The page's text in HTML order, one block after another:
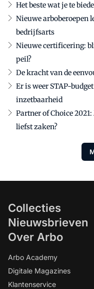
Het beste wat je te
Nieuwe arboberoepen
bedrijfsarts
Nieuwe certificering:
peil?
De kracht van de
Er is weer STAP-
inzetbaarheid
Partner of Choice
liefst zaken?
Collecties
Nieuwsbrieven
Over Arbo
Arbo Academy
Digitale Magazines
Klantenservice